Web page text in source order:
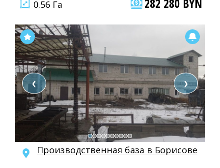
0.56 Га
❮ ❯
Производственная база в Борисове